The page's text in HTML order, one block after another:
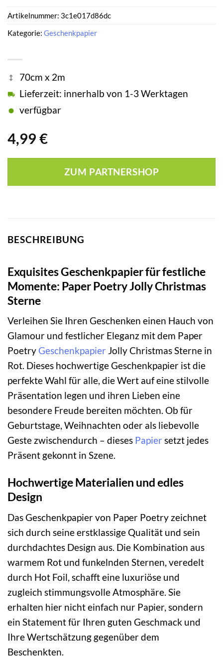
4,99 €
70cm x 2m
Lieferzeit: innerhalb von 1-3 Werktagen
verfügbar
ZUM PARTNERSHOP
Artikelnummer: 3c1e017d86dc
Kategorie: Geschenkpapier
BESCHREIBUNG
Exquisites Geschenkpapier für festliche
Momente: Paper Poetry Jolly Christmas
Sterne
Verleihen Sie Ihren Geschenken einen Hauch von
Glamour und festlicher Eleganz mit dem Paper
Poetry Geschenkpapier Jolly Christmas Sterne in
Rot. Dieses hochwertige Geschenkpapier ist die
perfekte Wahl für alle, die Wert auf eine stilvolle
Präsentation legen und ihren Lieben eine
besondere Freude bereiten möchten. Ob für
Geburtstage, Weihnachten oder als liebevolle
Geste zwischendurch – dieses Papier setzt jedes
Präsent gekonnt in Szene.
Hochwertige Materialien und edles
Design
Das Geschenkpapier von Paper Poetry zeichnet
sich durch seine erstklassige Qualität und sein
durchdachtes Design aus. Die Kombination aus
warmem Rot und funkelnden Sternen, veredelt
durch Hot Foil, schafft eine luxuriöse und
zugleich stimmungsvolle Atmosphäre. Sie
erhalten hier nicht einfach nur Papier, sondern
ein Statement für Ihren guten Geschmack und
Ihre Wertschätzung gegenüber dem
Beschenkten.